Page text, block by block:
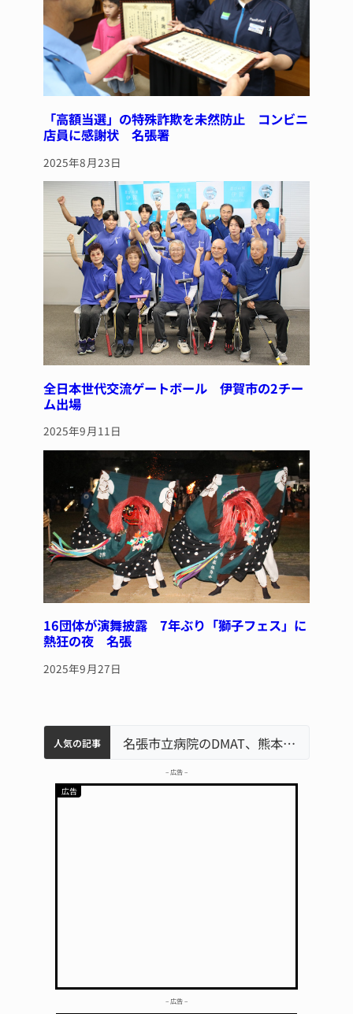
「高額当選」の特殊詐欺を未然防止 コンビニ
店員に感謝状 名張署
2025年8月23日
全日本世代交流ゲートボール 伊賀市の2チー
ム出場
2025年9月11日
16団体が演舞披露 7年ぶり「獅子フェス」に
熱狂の夜 名張
2025年9月27日
人気の記事
名張市水道料金47％値上げへ 答申案、審議会で大筋まとまる
器物損壊容疑で83歳女逮捕 伊賀署
中学校の陶壁モニュメント 地元建設会社がボランティアで清掃 伊賀 名張市立病院のDMAT、熊本地震の被災地へ 能登以来3回目の派遣
– 広告 –
– 広告 –